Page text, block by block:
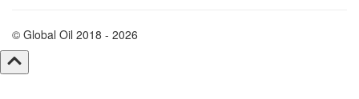
© Global Oil 2018 - 2026